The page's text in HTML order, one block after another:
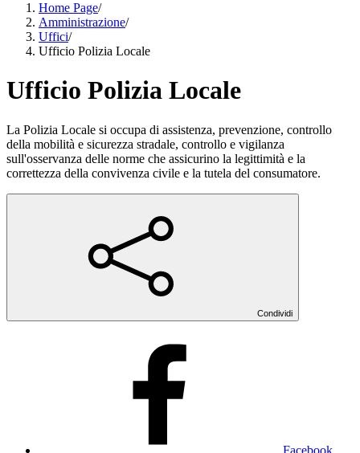
Home Page/
Amministrazione/
Uffici/
Ufficio Polizia Locale
Ufficio Polizia Locale
La Polizia Locale si occupa di assistenza, prevenzione, controllo
della mobilità e sicurezza stradale, controllo e vigilanza
sull'osservanza delle norme che assicurino la legittimità e la
correttezza della convivenza civile e la tutela del consumatore.
Condividi
Facebook